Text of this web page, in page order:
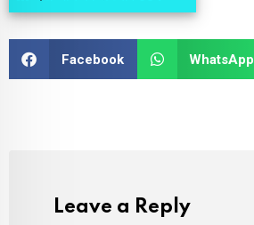
Facebook WhatsApp
Leave a Reply